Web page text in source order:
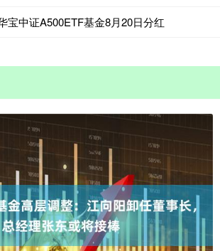
宝中证A500ETF基金8月20日分红